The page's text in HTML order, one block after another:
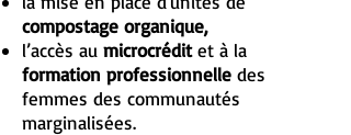
compostage organique,
l’accès au microcréditet à la
formation professionnelle des
femmes des communautés
marginalisées.